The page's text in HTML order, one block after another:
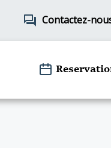
forum Contactez-